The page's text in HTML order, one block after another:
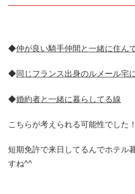
◆仲が良い騎手仲間と一緒に住ん
◆同じフランス出身のルメール宅
◆婚約者と一緒に暮らしてる線
こちらが考えられる可能性でした！
短期免許で来日してるんでホテル
すね^^